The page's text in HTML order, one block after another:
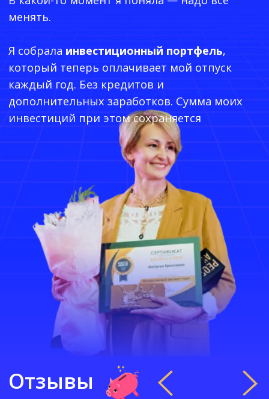
Я новичок в
инвестициях. Мне
подойдет?
Да, этот вебинар специально для новичков. Для